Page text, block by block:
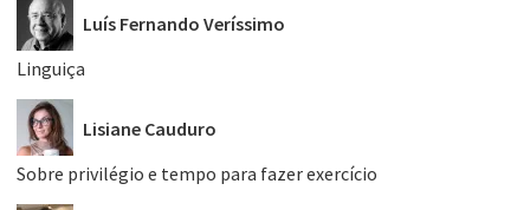
Luís Fernando Veríssimo
Linguiça
Lisiane Cauduro
Sobre privilégio e tempo para fazer exercício